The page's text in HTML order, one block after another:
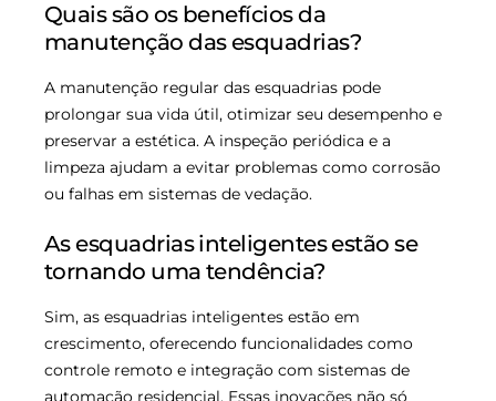
Quais são os benefícios da
manutenção das esquadrias?
A manutenção regular das esquadrias pode
prolongar sua vida útil, otimizar seu desempenho e
preservar a estética. A inspeção periódica e a
limpeza ajudam a evitar problemas como corrosão
ou falhas em sistemas de vedação.
As esquadrias inteligentes estão se
tornando uma tendência?
Sim, as esquadrias inteligentes estão em
crescimento, oferecendo funcionalidades como
controle remoto e integração com sistemas de
automação residencial. Essas inovações não só